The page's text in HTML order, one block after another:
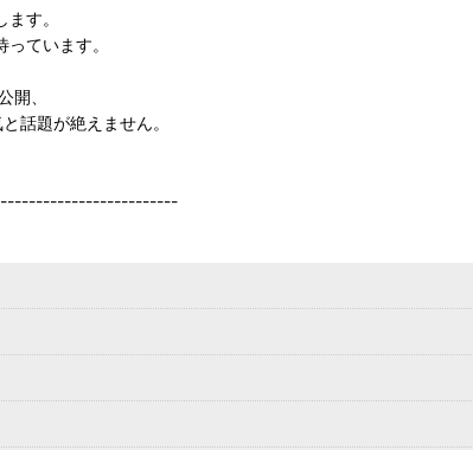
す。
ています。
開、
話題が絶えません。